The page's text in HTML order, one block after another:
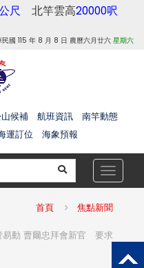
尺 北竿雲高20000呎
民國 115 年 8 月 8 日 農曆六月廿六 星期六
候補 航班資訊
南竿動態
運訂位 海象預報
Toggle
首頁 焦點新聞
易動 曹爾忠拜會新官 要求